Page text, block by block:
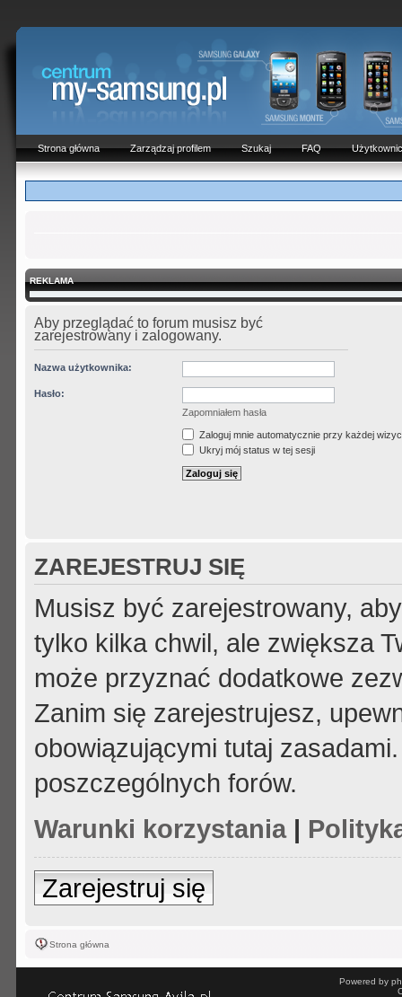
Strona główna Zarządzaj profilem Szukaj FAQ
REKLAMA
Aby przeglądać to forum musisz być
zarejestrowany i zalogowany.
Nazwa użytkownika:
Hasło:
Zapomniałem hasła
Zaloguj mnie automatycznie przy każdej
Ukryj mój status w tej sesji
ZAREJESTRUJ SIĘ
Musisz być zarejestrowany,
tylko kilka chwil, ale zwiększa
może przyznać dodatkowe
Zanim się zarejestrujesz,
obowiązującymi tutaj
poszczególnych forów.
Warunki korzystania|
Zarejestruj się
Strona główna
Powered by